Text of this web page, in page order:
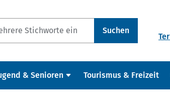
Suchen
& Senioren Tourismus & Freizeit